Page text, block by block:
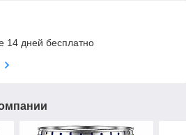
14 дней бесплатно